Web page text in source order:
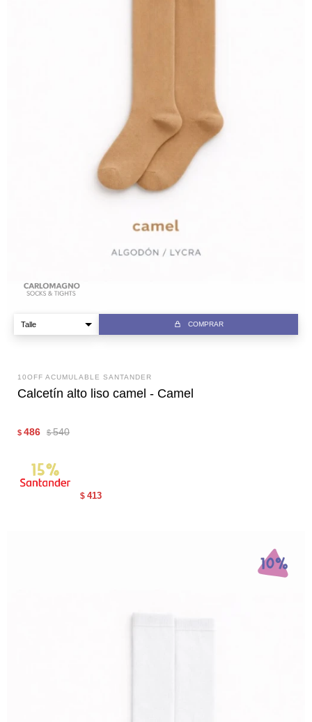
COMPRAR
10OFF ACUMULABLE SANTANDER
Calcetín alto liso camel - Camel
$ 486 $ 540
$ 413